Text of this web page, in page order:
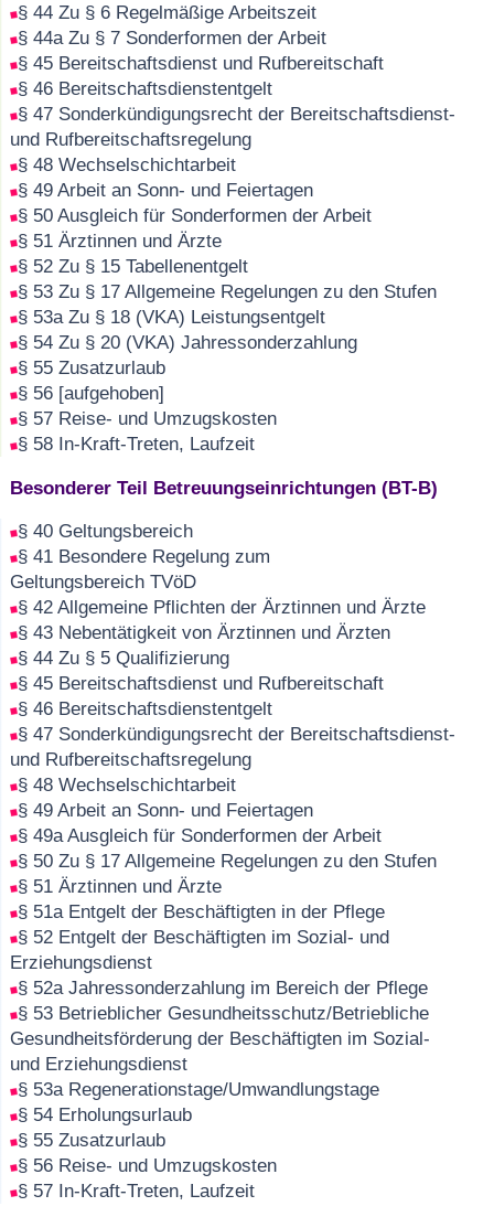
§ 44 Zu § 6 Regelmäßige Arbeitszeit
§ 44a Zu § 7 Sonderformen der Arbeit
§ 45 Bereitschaftsdienst und Rufbereitschaft
§ 46 Bereitschaftsdienstentgelt
§ 47 Sonderkündigungsrecht der Bereitschaftsdienst-
und Rufbereitschaftsregelung
§ 48 Wechselschichtarbeit
§ 49 Arbeit an Sonn- und Feiertagen
§ 50 Ausgleich für Sonderformen der Arbeit
§ 51 Ärztinnen und Ärzte
§ 52 Zu § 15 Tabellenentgelt
§ 53 Zu § 17 Allgemeine Regelungen zu den Stufen
§ 53a Zu § 18 (VKA) Leistungsentgelt
§ 54 Zu § 20 (VKA) Jahressonderzahlung
§ 55 Zusatzurlaub
§ 56 [aufgehoben]
§ 57 Reise- und Umzugskosten
§ 58 In-Kraft-Treten, Laufzeit
Besonderer Teil Betreuungseinrichtungen (BT-B)
§ 40 Geltungsbereich
§ 41 Besondere Regelung zum
Geltungsbereich TVöD
§ 42 Allgemeine Pflichten der Ärztinnen und Ärzte
§ 43 Nebentätigkeit von Ärztinnen und Ärzten
§ 44 Zu § 5 Qualifizierung
§ 45 Bereitschaftsdienst und Rufbereitschaft
§ 46 Bereitschaftsdienstentgelt
§ 47 Sonderkündigungsrecht der Bereitschaftsdienst-
und Rufbereitschaftsregelung
§ 48 Wechselschichtarbeit
§ 49 Arbeit an Sonn- und Feiertagen
§ 49a Ausgleich für Sonderformen der Arbeit
§ 50 Zu § 17 Allgemeine Regelungen zu den Stufen
§ 51 Ärztinnen und Ärzte
§ 51a Entgelt der Beschäftigten in der Pflege
§ 52 Entgelt der Beschäftigten im Sozial- und
Erziehungsdienst
§ 52a Jahressonderzahlung im Bereich der Pflege
§ 53 Betrieblicher Gesundheitsschutz/Betriebliche
Gesundheitsförderung der Beschäftigten im Sozial-
und Erziehungsdienst
§ 53a Regenerationstage/Umwandlungstage
§ 54 Erholungsurlaub
§ 55 Zusatzurlaub
§ 56 Reise- und Umzugskosten
§ 57 In-Kraft-Treten, Laufzeit